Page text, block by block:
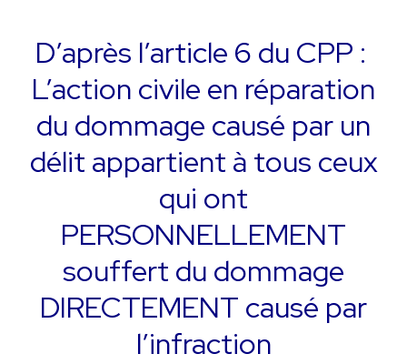
D’après l’article 6 du CPP :
L’action civile en réparation
du dommage causé par un
délit appartient à tous ceux
qui ont
PERSONNELLEMENT
souffert du dommage
DIRECTEMENT causé par
l’infraction